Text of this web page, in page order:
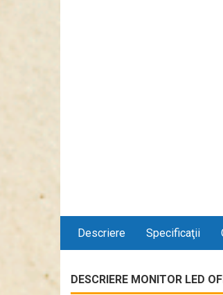
Descriere Specificaţii
DESCRIERE MONITOR LED